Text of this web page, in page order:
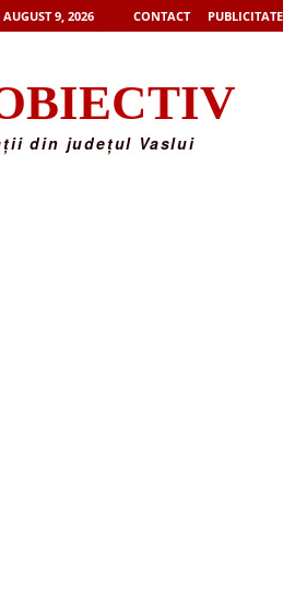
9, 2026 CONTACT PUBLICITATE
din județul Vaslui